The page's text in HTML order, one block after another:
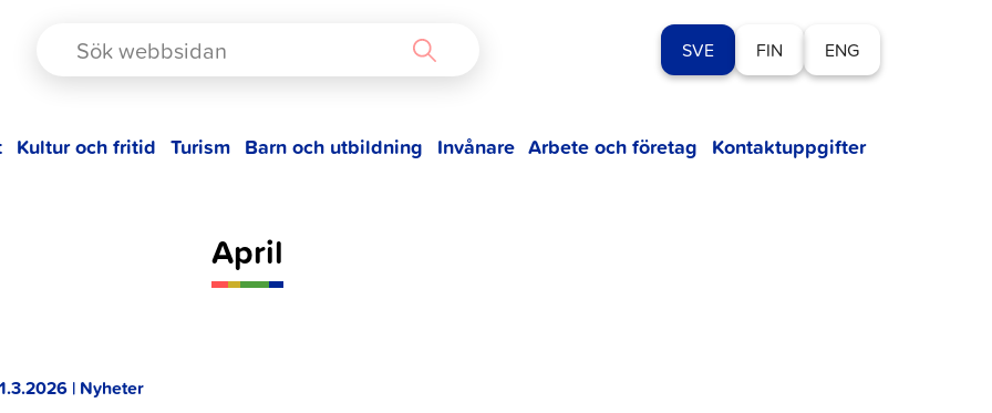
SVE FIN ENG
Kultur och fritid Turism Barn och utbildning Invånare Arbete och företag Kontaktuppgifter
April
| Nyheter